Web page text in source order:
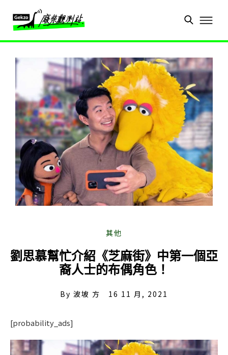
劉思慕幫忙介紹《芝麻街》中第一個亞
裔人士的布偶角色！
By 波坡 方 16 11 月, 2021
[probability_ads]